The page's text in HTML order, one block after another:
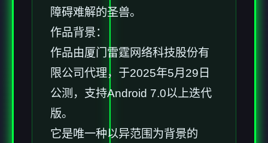
障碍难解的圣兽。
作品背景：
作品由厦门雷霆网络科技股份有
限公司代理，于2025年5月29日
公测，支持Android 7.0以上迭代
版。
它是唯一种以异范围为背景的